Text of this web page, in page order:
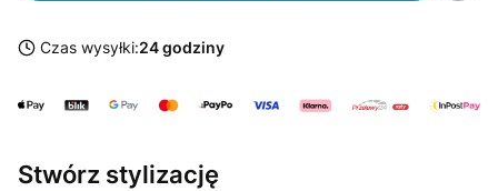
Czas wysyłki:24 godziny
Stwórz stylizację